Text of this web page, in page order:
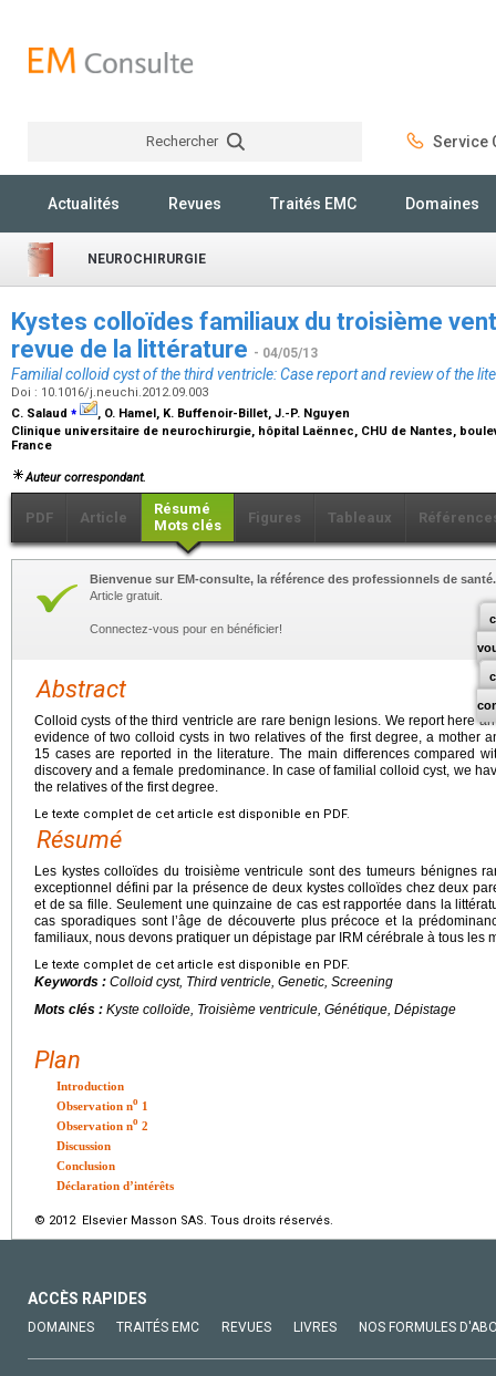
Rechercher Service
Actualités Revues Traités EMC Domaines
NEUROCHIRURGIE
Kystes colloïdes familiaux du troisième
revue de la littérature - 04/05/13
Familial colloid cyst of the third ventricle: Case report and review of the
Doi : 10.1016/j.neuchi.2012.09.003
C. Salaud ⁎
, O. Hamel, K. Buffenoir-Billet, J.-P. Nguyen
Clinique universitaire de neurochirurgie, hôpital Laënnec, CHU de Nantes,
France
Auteur correspondant.
PDF Article
Résumé
Mots clés
Figures Tableaux
Bienvenue sur EM-consulte, la référence des professionnels de santé.
Article gratuit.
Connectez-vous pour en bénéficier!
Abstract
Colloid cysts of the third ventricle are rare benign lesions. We report here
evidence of two colloid cysts in two relatives of the first degree, a mother
15 cases are reported in the literature. The main differences compared
discovery and a female predominance. In case of familial colloid cyst, we
the relatives of the first degree.
Le texte complet de cet article est disponible en PDF.
Résumé
Les kystes colloïdes du troisième ventricule sont des tumeurs bénignes
exceptionnel défini par la présence de deux kystes colloïdes chez deux
et de sa fille. Seulement une quinzaine de cas est rapportée dans la
cas sporadiques sont l’âge de découverte plus précoce et la
familiaux, nous devons pratiquer un dépistage par IRM cérébrale à tous les
Le texte complet de cet article est disponible en PDF.
Keywords : Colloid cyst, Third ventricle, Genetic, Screening
Mots clés : Kyste colloïde, Troisième ventricule, Génétique, Dépistage
Plan
Introduction
Observation no 1
Observation no 2
Discussion
Conclusion
Déclaration d’intérêts
© 2012 Elsevier Masson SAS. Tous droits réservés.
ACCÈS RAPIDES
DOMAINES TRAITÉS EMC REVUES LIVRES NOS FORMULES